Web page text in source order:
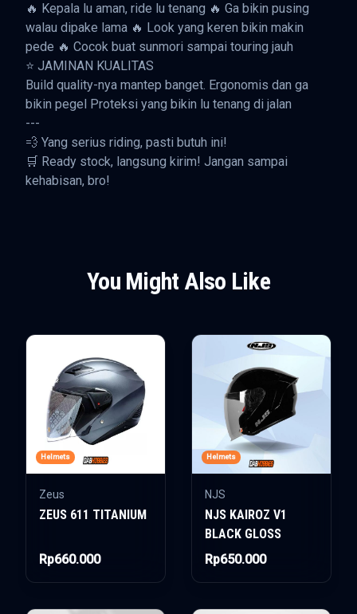
🔥 Kepala lu aman, ride lu tenang 🔥 Ga bikin pusing
walau dipake lama 🔥 Look yang keren bikin makin
pede 🔥 Cocok buat sunmori sampai touring jauh
⭐ JAMINAN KUALITAS
Build quality-nya mantep banget. Ergonomis dan ga
bikin pegel Proteksi yang bikin lu tenang di jalan
---
💨 Yang serius riding, pasti butuh ini!
🛒 Ready stock, langsung kirim! Jangan sampai
kehabisan, bro!
You Might Also Like
Helmets
Zeus
ZEUS 611 TITANIUM
Rp660.000
Helmets
NJS
NJS KAIROZ V1
BLACK GLOSS
Rp650.000